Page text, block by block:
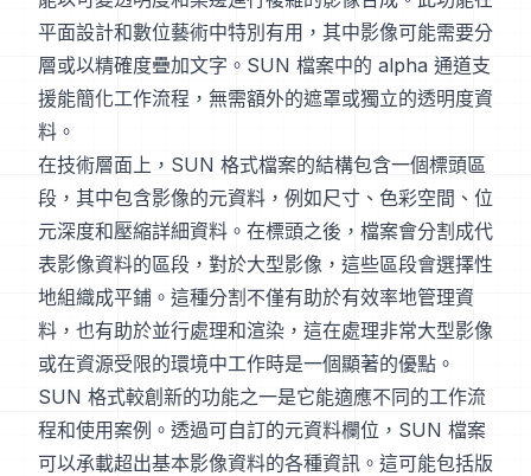
平面設計和數位藝術中特別有用，其中影像可能需要分
層或以精確度疊加文字。SUN 檔案中的 alpha 通道支
援能簡化工作流程，無需額外的遮罩或獨立的透明度資
料。
在技術層面上，SUN 格式檔案的結構包含一個標頭區
段，其中包含影像的元資料，例如尺寸、色彩空間、位
元深度和壓縮詳細資料。在標頭之後，檔案會分割成代
表影像資料的區段，對於大型影像，這些區段會選擇性
地組織成平鋪。這種分割不僅有助於有效率地管理資
料，也有助於並行處理和渲染，這在處理非常大型影像
或在資源受限的環境中工作時是一個顯著的優點。
SUN 格式較創新的功能之一是它能適應不同的工作流
程和使用案例。透過可自訂的元資料欄位，SUN 檔案
可以承載超出基本影像資料的各種資訊。這可能包括版